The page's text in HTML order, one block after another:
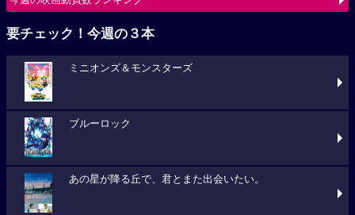
要チェック！今週の３本
ミニオンズ＆モンスターズ
ブルーロック
あの星が降る丘で、君とまた出会いたい。